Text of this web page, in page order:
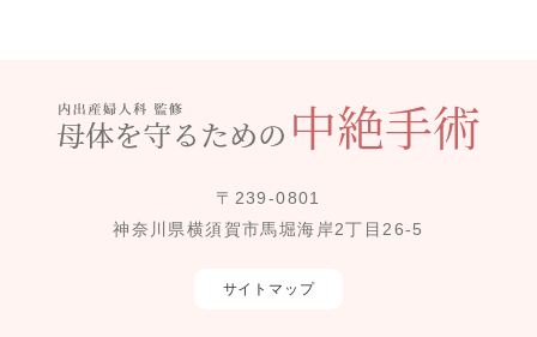
〒239-0801
神奈川県横須賀市馬堀海岸2丁目26-5
サイトマップ